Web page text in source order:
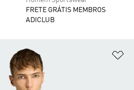
FRETE GRÁTIS MEMBROS
ADICLUB